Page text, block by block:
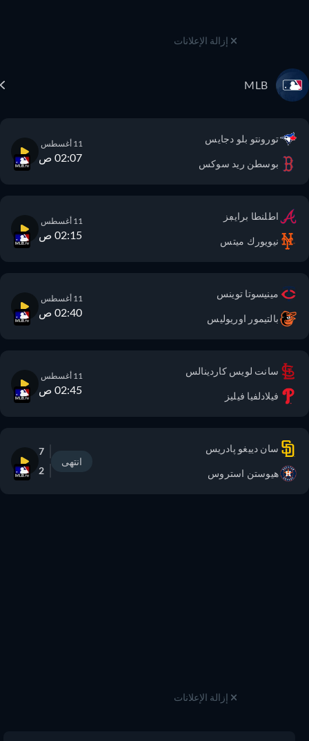
إزالة الإعلانات
MLB
تورونتو بلو دجايس
بوسطن ريد سوكس 02:07 ص
اطلنطا برايڢز
نيويورك ميتس 02:15 ص
مينيسوتا توينس
بالتيمور اوريوليس 02:40 ص
سانت لويس كاردينالس
فيلادلفيا فيليز 02:45 ص
سان دييغو پادريس
هيوستن استروس
انتهى
إزالة الإعلانات